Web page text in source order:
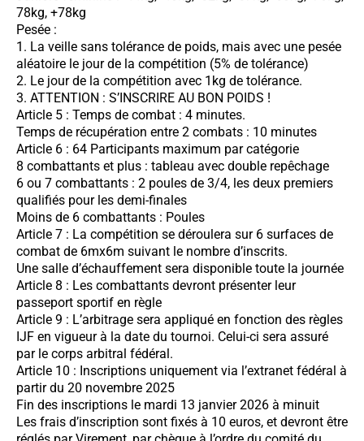
78kg, +78kg
Pesée :
1. La veille sans tolérance de poids, mais avec une pesée
aléatoire le jour de la compétition (5% de tolérance)
2. Le jour de la compétition avec 1kg de tolérance.
3. ATTENTION : S’INSCRIRE AU BON POIDS !
Article 5 : Temps de combat : 4 minutes.
Temps de récupération entre 2 combats : 10 minutes
Article 6 : 64 Participants maximum par catégorie
8 combattants et plus : tableau avec double repêchage
6 ou 7 combattants : 2 poules de 3/4, les deux premiers
qualifiés pour les demi-finales
Moins de 6 combattants : Poules
Article 7 : La compétition se déroulera sur 6 surfaces de
combat de 6mx6m suivant le nombre d’inscrits.
Une salle d’échauffement sera disponible toute la journée
Article 8 : Les combattants devront présenter leur
passeport sportif en règle
Article 9 : L’arbitrage sera appliqué en fonction des règles
IJF en vigueur à la date du tournoi. Celui-ci sera assuré
par le corps arbitral fédéral.
Article 10 : Inscriptions uniquement via l’extranet fédéral à
partir du 20 novembre 2025
Fin des inscriptions le mardi 13 janvier 2026 à minuit
Les frais d’inscription sont fixés à 10 euros, et devront être